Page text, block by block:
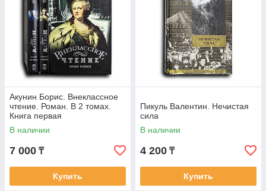
Акунин Борис. Внеклассное
чтение. Роман. В 2 томах.
Книга первая
В наличии
7 000 ₸
Купить
Пикуль Валентин. Нечистая
сила
В наличии
4 200 ₸
Купить